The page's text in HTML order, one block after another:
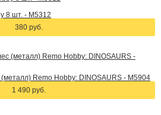
8 шт. - M5312
380 руб.
Remo Hobby: DINOSAURS - M5904
1 490 руб.